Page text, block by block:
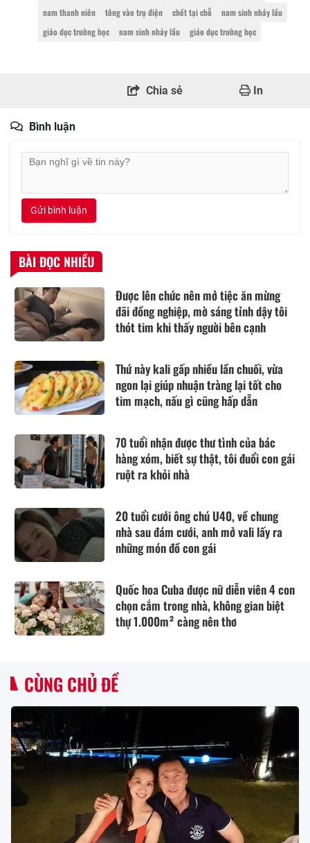
nam thanh niên tông vào trụ điện chết tại chỗ
nam sinh nhảy lầu
giáo dục trường học
nam sinh nhảy lầu giáo dục trường học
Chia sẻ In
Bình luận
Gửi bình luận
BÀI ĐỌC NHIỀU
Được lên chức nên mở tiệc ăn mừng
đãi đồng nghiệp, mờ sáng tỉnh dậy tôi
thót tim khi thấy người bên cạnh
Thứ này kali gấp nhiều lần chuối, vừa
ngon lại giúp nhuận tràng lại tốt cho
tim mạch, nấu gì cũng hấp dẫn
70 tuổi nhận được thư tình của bác
hàng xóm, biết sự thật, tôi đuổi con gái
ruột ra khỏi nhà
20 tuổi cưới ông chú U40, về chung
nhà sau đám cưới, anh mở vali lấy ra
những món đồ con gái
Quốc hoa Cuba được nữ diễn viên 4 con
chọn cắm trong nhà, không gian biệt
thự 1.000m² càng nên thơ
CÙNG CHỦ ĐỀ